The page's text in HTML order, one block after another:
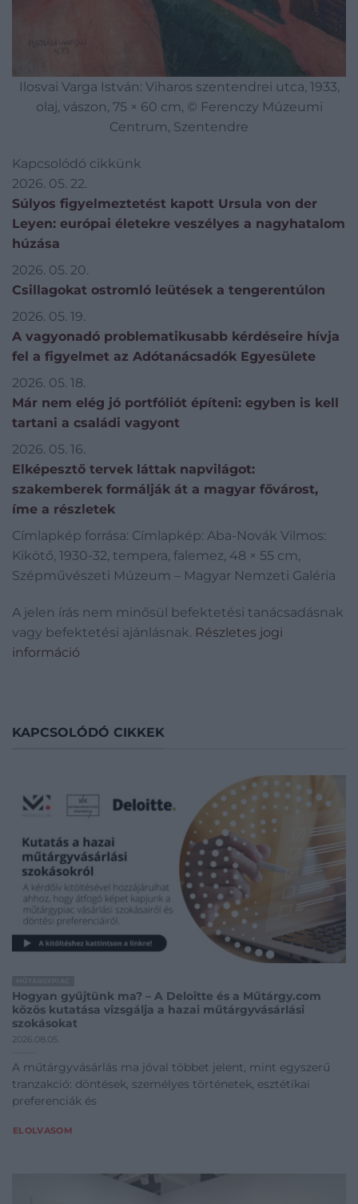
Ilosvai Varga István: Viharos szentendrei utca, 1933,
olaj, vászon, 75 × 60 cm, © Ferenczy Múzeumi
Centrum, Szentendre
Kapcsolódó cikkünk
2026. 05. 22.
Súlyos figyelmeztetést kapott Ursula von der
Leyen: európai életekre veszélyes a nagyhatalom
húzása
2026. 05. 20.
Csillagokat ostromló leütések a tengerentúlon
2026. 05. 19.
A vagyonadó problematikusabb kérdéseire hívja
fel a figyelmet az Adótanácsadók Egyesülete
2026. 05. 18.
Már nem elég jó portfóliót építeni: egyben is kell
tartani a családi vagyont
2026. 05. 16.
Elképesztő tervek láttak napvilágot:
szakemberek formálják át a magyar fővárost,
íme a részletek
Címlapkép forrása: Címlapkép: Aba-Novák Vilmos:
Kikötő, 1930-32, tempera, falemez, 48 × 55 cm,
Szépművészeti Múzeum – Magyar Nemzeti Galéria
A jelen írás nem minősül befektetési tanácsadásnak
vagy befektetési ajánlásnak. Részletes jogi
információ
KAPCSOLÓDÓ CIKKEK
Hogyan gyűjtünk ma? – A Deloitte és a Műtárgy.com
közös kutatása vizsgálja a hazai műtárgyvásárlási
szokásokat
2026.08.05.
A műtárgyvásárlás ma jóval többet jelent, mint egyszerű
tranzakció: döntések, személyes történetek, esztétikai
preferenciák és
ELOLVASOM